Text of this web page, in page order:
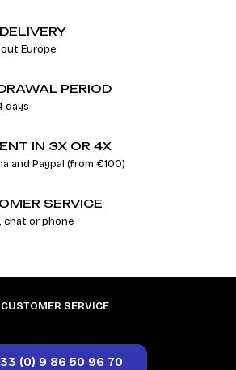
Europe
PERIOD
days
IN 3X OR 4X
and Paypal (from €100)
SERVICE
chat or phone
CUSTOMER SERVICE
(0) 9 86 50 96 70